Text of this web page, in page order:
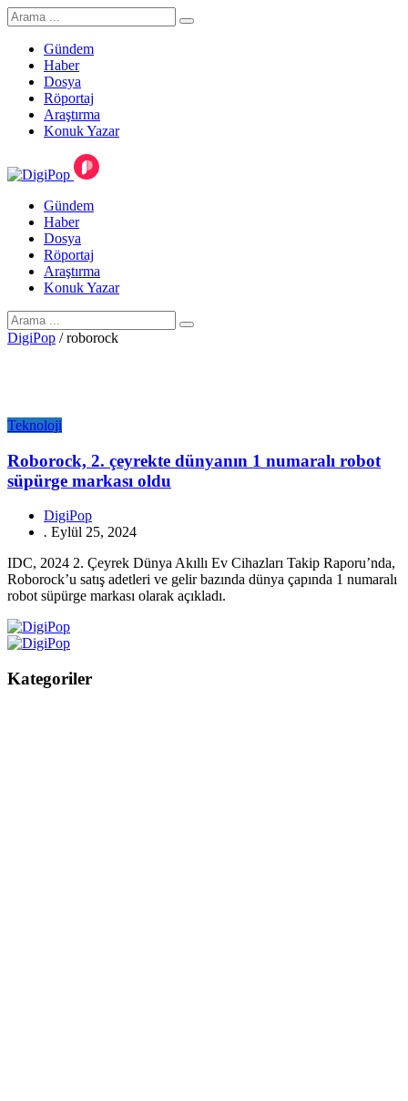
Gündem
Haber
Dosya
Röportaj
Araştırma
Konuk Yazar
Gündem
Haber
Dosya
Röportaj
Araştırma
Konuk Yazar
DigiPop /roborock
Teknoloji
Roborock, 2. çeyrekte dünyanın 1 numaralı robot
süpürge markası oldu
DigiPop
. Eylül 25, 2024
IDC, 2024 2. Çeyrek Dünya Akıllı Ev Cihazları Takip Raporu’nda,
Roborock’u satış adetleri ve gelir bazında dünya çapında 1 numaralı
robot süpürge markası olarak açıkladı.
Kategoriler